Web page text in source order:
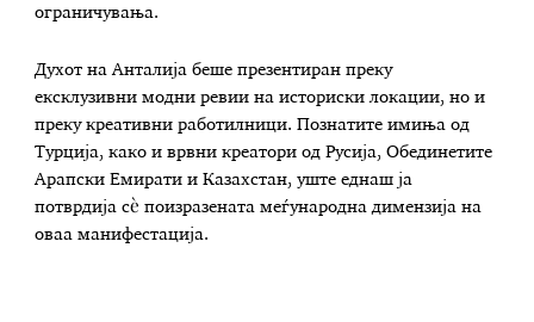
ограничувања.
Духот на Анталија беше презентиран преку
ексклузивни модни ревии на историски локации, но и
преку креативни работилници. Познатите имиња од
Турција, како и врвни креатори од Русија, Обединетите
Арапски Емирати и Казахстан, уште еднаш ја
потврдија сѐ поизразената меѓународна димензија на
оваа манифестација.